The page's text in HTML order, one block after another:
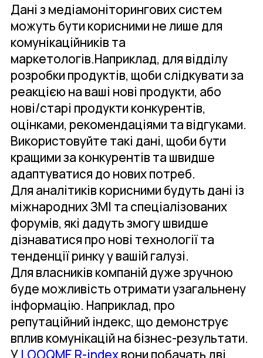
Дані з медіамоніторингових систем
можуть бути корисними не лише для
комунікаційників та
маркетологів.Наприклад, для відділу
розробки продуктів, щоби слідкувати за
реакцією на ваші нові продукти, або
нові/старі продукти конкурентів,
оцінками, рекомендаціями та відгуками.
Використовуйте такі дані, щоби бути
кращими за конкурентів та швидше
адаптуватися до нових потреб.
Для аналітиків корисними будуть дані із
міжнародних ЗМІ та спеціалізованих
форумів, які дадуть змогу швидше
дізнаватися про нові технології та
тенденції ринку у вашій галузі.
Для власників компаній дуже зручною
буде можливість отримати узагальнену
інформацію. Наприклад, про
репутаційний індекс, що демонструє
вплив комунікацій на бізнес-результати.
У LOOQME R-indexвони побачать дві